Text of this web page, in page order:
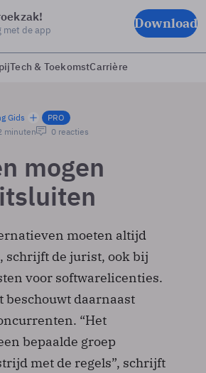
met de app Download
Tech & ToekomstCarrière
Gids
PRO
minuten 0 reacties
mogen
moeten altijd
schrijft de jurist, ook bij
voor softwarelicenties.
beschouwt daarnaast
“Het
bepaalde groep
met de regels”, schrijft